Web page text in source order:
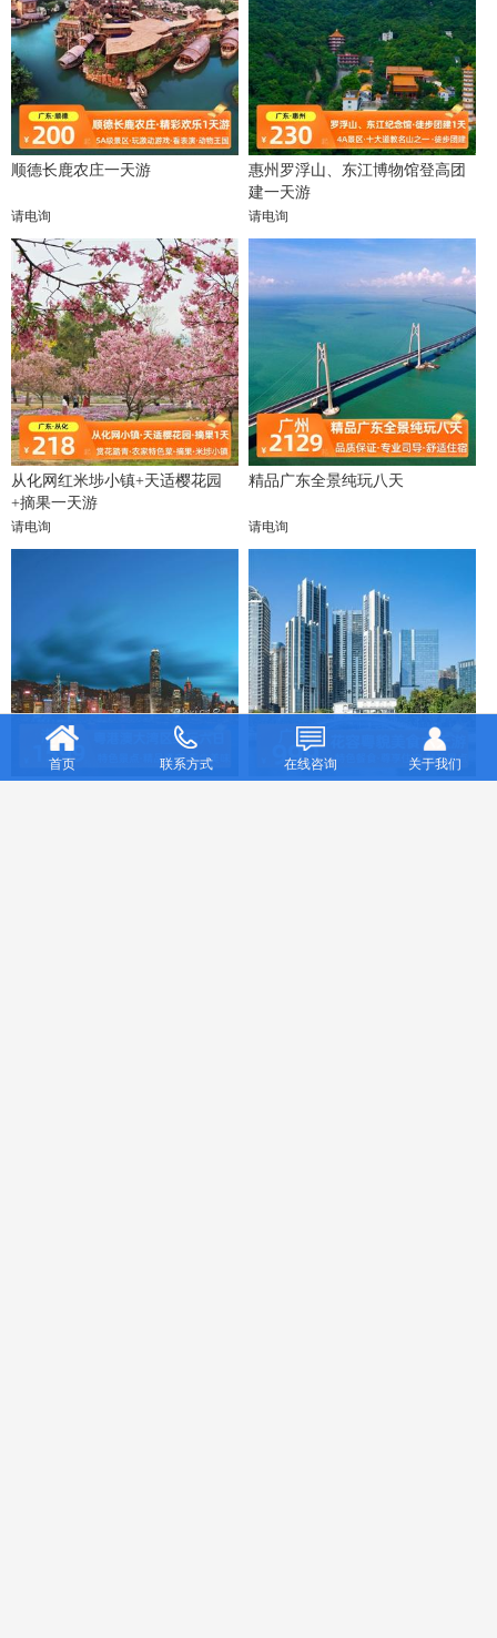
顺德长鹿农庄一天游
请电询
惠州罗浮山、东江博物馆登高团
建一天游
请电询
从化网红米埗小镇+天适樱花园
+摘果一天游
请电询
精品广东全景纯玩八天
请电询
首页 联系方式 在线咨询 关于我们